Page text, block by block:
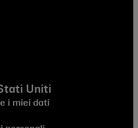
Uniti
i miei dati